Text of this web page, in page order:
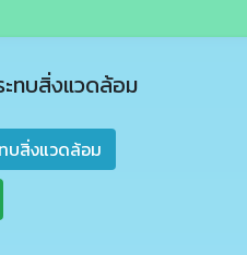
ะทบสิ่งแวดล้อม
บสิ่งแวดล้อม